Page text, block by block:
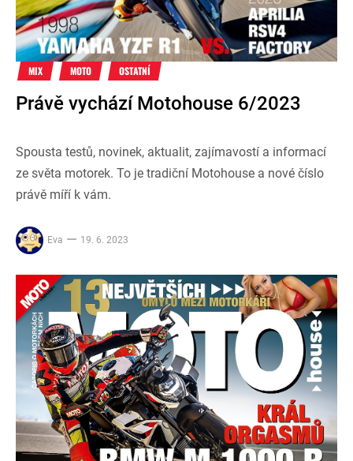
MIX MOTO OSTATNÍ
Právě vychází Motohouse 6/2023
Spousta testů, novinek, aktualit, zajímavostí a informací
ze světa motorek. To je tradiční Motohouse a nové číslo
právě míří k vám.
Eva 19. 6. 2023